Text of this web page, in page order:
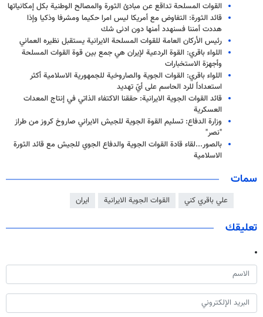
القوات المسلحة تداقع عن مبادئ الثورة والمصالح الوطنية بكل إمكانياتها
قائد الثورة: التفاوض مع أمريكا ليس امرا حكيما ومشرفا وذكيا وإذا
هددت أمننا فسنهدد أمنها دون ادنى شك
رئيس الأركان العامة للقوات المسلحة الايرانية يستقبل نظيره العماني
اللواء باقري: القوة الردعية لإيران هي جمع بين قوة القوات المسلحة
وأجهزة الاستخبارات
اللواء باقري: القوات الجوية والصاروخية للجمهورية الاسلامية أكثر
استعداداً للرد الحاسم على أيّ تهديد
قائد القوات الجوية الايرانية: حققنا الاكتفاء الذاتي في إنتاج المعدات
العسكرية
وزارة الدفاع: تسليم القوة الجوية للجيش الايراني صاروخ كروز من طراز
"نصر"
بالصور...لقاء قادة القوات الجوية والدفاع الجوي للجيش مع قائد الثورة
الاسلامية
سمات
علي باقري كني القوات الجوية الايرانية ايران
تعليقك